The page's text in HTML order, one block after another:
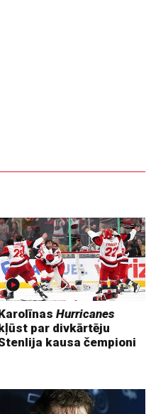
Hurricanes
par divkārtēju
kausa čempioni